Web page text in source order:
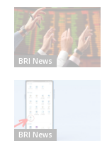
BRI News
BRI News